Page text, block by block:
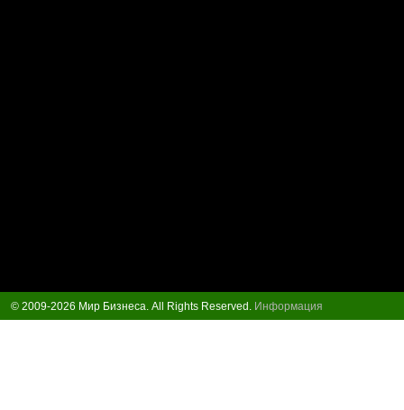
© 2009-2026 Мир Бизнеса. All Rights Reserved. Информация